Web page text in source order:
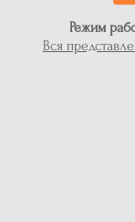
Режим
Вся